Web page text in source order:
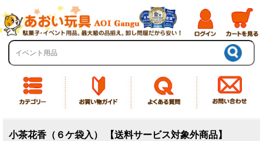
小茶花香（６ケ袋入） 【送料サービス対象外商品】